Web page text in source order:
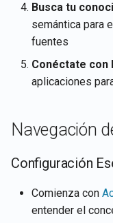
Busca tu
semántica para
fuentes
Conéctate con
aplicaciones
Navegación
Configuración
Comienza con
entender el